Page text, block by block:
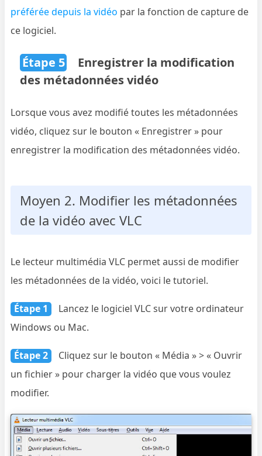
préférée depuis la vidéo par la fonction de capture de
ce logiciel.
Étape 5
Enregistrer la modification
des métadonnées vidéo
Lorsque vous avez modifié toutes les métadonnées
vidéo, cliquez sur le bouton « Enregistrer » pour
enregistrer la modification des métadonnées vidéo.
Moyen 2. Modifier les métadonnées
de la vidéo avec VLC
Le lecteur multimédia VLC permet aussi de modifier
les métadonnées de la vidéo, voici le tutoriel.
Étape 1
Lancez le logiciel VLC sur votre ordinateur
Windows ou Mac.
Étape 2
Cliquez sur le bouton « Média » > « Ouvrir
un fichier » pour charger la vidéo que vous voulez
modifier.